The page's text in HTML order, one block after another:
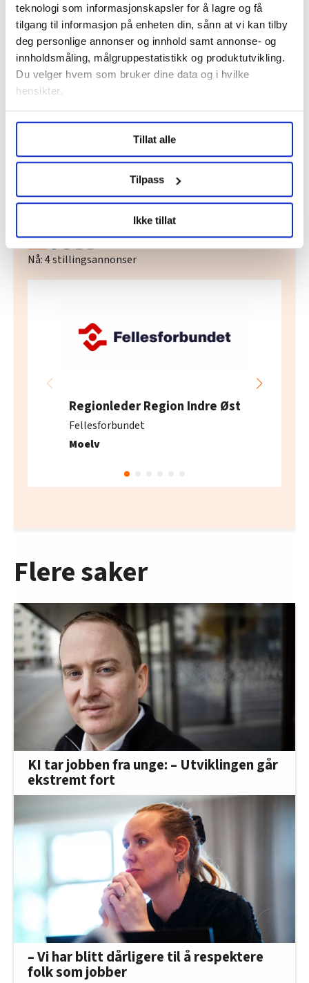
teknologi som informasjonskapsler for å lagre og få
tilgang til informasjon på enheten din, sånn at vi kan tilby
deg personlige annonser og innhold samt annonse- og
innholdsmåling, målgruppestatistikk og produktutvikling.
Du velger hvem som bruker dine data og i hvilke
hensikter.
Undermer infokan du lese om hvordan dine personlige
data behandles og hvordan du kan velge hvordan de skal
brukes. Du kan hele tiden endre eller trekke tilbake ditt
samtykke fra erklæringen om informasjonskapsler.
LO Medias publikasjoner frifagbevegelse.no, hk-nytt.no
og fontene.no bruker informasjonskapsler (cookies) for å
lære hvordan våre nettsider blir brukt slik at vi tilby
relevant innhold, tilpassede annonser og utarbeide
innenfor analyse og annonsering. Disse er angitt i
oversikten lengre ned på denne siden.
Tillat alle
Tilpass
Ikke tillat
Denne artikkelen erover fem år gammel.
Nyheter koronakrisa yngve carlsen
Kabinansattes forbund Norsk Flygerforbund
Nå:4stillingsannonser
Regionleder Region Indre Øst
Fellesforbundet
Moelv
Flere saker
KI tar jobben fra unge: – Utviklingen går
ekstremt fort
– Vi har blitt dårligere til å respektere
folk som jobber